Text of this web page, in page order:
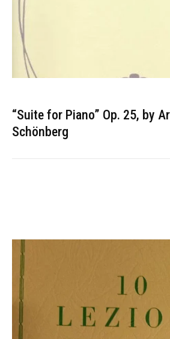
“Suite for Piano” Op. 25, by
Schönberg